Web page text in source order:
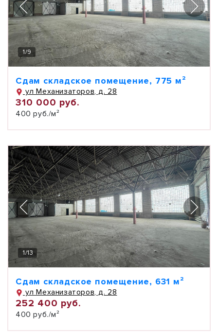
1/9
Сдам складское помещение, 775 м²
ул Механизаторов, д. 28
310 000 руб.
400 руб./м²
1/13
Сдам складское помещение, 631 м²
ул Механизаторов, д. 28
252 400 руб.
400 руб./м²